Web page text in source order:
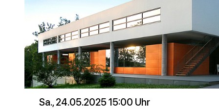
Sa., 24.05.2025 15:00 Uhr